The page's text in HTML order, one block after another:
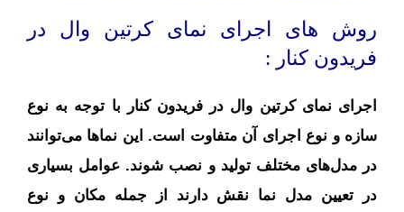
روش های اجرای نمای کرتین وال در
فریدون کنار :
اجرای نمای کرتین وال در فریدون کنار با توجه به نوع
سازه و نوع اجرای آن متفاوت است. این نماها می‌توانند
در مدل‌های مختلف تولید و نصب شوند. عوامل بسیاری
در تعیین مدل نما نقش دارند از جمله مکان و نوع